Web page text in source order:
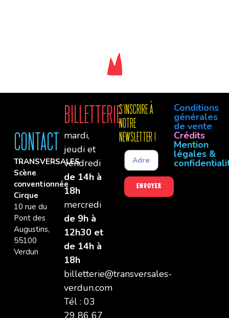
Contact
TRANSVERSALES
Scène
conventionnée
Cirque
10 rue du
Pont des
Augustins,
55100
Verdun
Billetterie
mardi,
jeudi et
vendredi
de 14h à
18h
mercredi
de 9h à
12h30 et
de 14h à
18h
billetterie@transversales-
verdun.com
Tél : 03
29 86 67
S'INSCRIre à
notre
newsletter !
Envoyer
Conditions
générales
de vente
Crédits
Mention
légales &